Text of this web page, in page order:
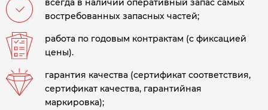
всегда в наличии оперативный запас самых
востребованных запасных частей;
работа по годовым контрактам (с фиксацией
цены).
гарантия качества (сертификат соответствия,
сертификат качества, гарантийная
маркировка);